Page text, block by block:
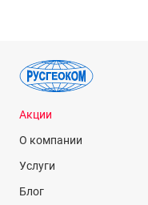
Акции
О компании
Услуги
Блог